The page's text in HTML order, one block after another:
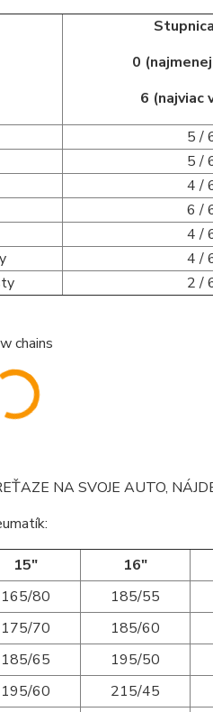
0
6 (najviac
5 /
5 /
4 /
6 /
4 /
4 /
2 /
NA SVOJE AUTO,
15"
16"
165/80
185/55
175/70
185/60
185/65
195/50
195/60
215/45